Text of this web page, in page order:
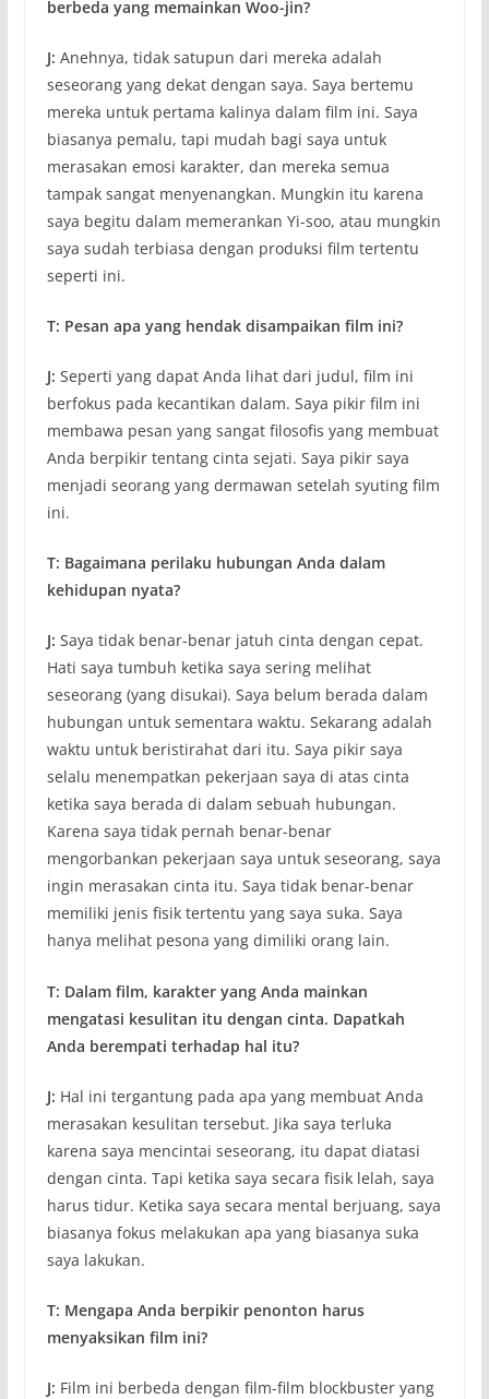
berbeda yang memainkan Woo-jin?
J: Anehnya, tidak satupun dari mereka adalah
seseorang yang dekat dengan saya. Saya bertemu
mereka untuk pertama kalinya dalam film ini. Saya
biasanya pemalu, tapi mudah bagi saya untuk
merasakan emosi karakter, dan mereka semua
tampak sangat menyenangkan. Mungkin itu karena
saya begitu dalam memerankan Yi-soo, atau mungkin
saya sudah terbiasa dengan produksi film tertentu
seperti ini.
T: Pesan apa yang hendak disampaikan film ini?
J: Seperti yang dapat Anda lihat dari judul, film ini
berfokus pada kecantikan dalam. Saya pikir film ini
membawa pesan yang sangat filosofis yang membuat
Anda berpikir tentang cinta sejati. Saya pikir saya
menjadi seorang yang dermawan setelah syuting film
ini.
T: Bagaimana perilaku hubungan Anda dalam
kehidupan nyata?
J: Saya tidak benar-benar jatuh cinta dengan cepat.
Hati saya tumbuh ketika saya sering melihat
seseorang (yang disukai). Saya belum berada dalam
hubungan untuk sementara waktu. Sekarang adalah
waktu untuk beristirahat dari itu. Saya pikir saya
selalu menempatkan pekerjaan saya di atas cinta
ketika saya berada di dalam sebuah hubungan.
Karena saya tidak pernah benar-benar
mengorbankan pekerjaan saya untuk seseorang, saya
ingin merasakan cinta itu. Saya tidak benar-benar
memiliki jenis fisik tertentu yang saya suka. Saya
hanya melihat pesona yang dimiliki orang lain.
T: Dalam film, karakter yang Anda mainkan
mengatasi kesulitan itu dengan cinta. Dapatkah
Anda berempati terhadap hal itu?
J: Hal ini tergantung pada apa yang membuat Anda
merasakan kesulitan tersebut. Jika saya terluka
karena saya mencintai seseorang, itu dapat diatasi
dengan cinta. Tapi ketika saya secara fisik lelah, saya
harus tidur. Ketika saya secara mental berjuang, saya
biasanya fokus melakukan apa yang biasanya suka
saya lakukan.
T: Mengapa Anda berpikir penonton harus
menyaksikan film ini?
J: Film ini berbeda dengan film-film blockbuster yang